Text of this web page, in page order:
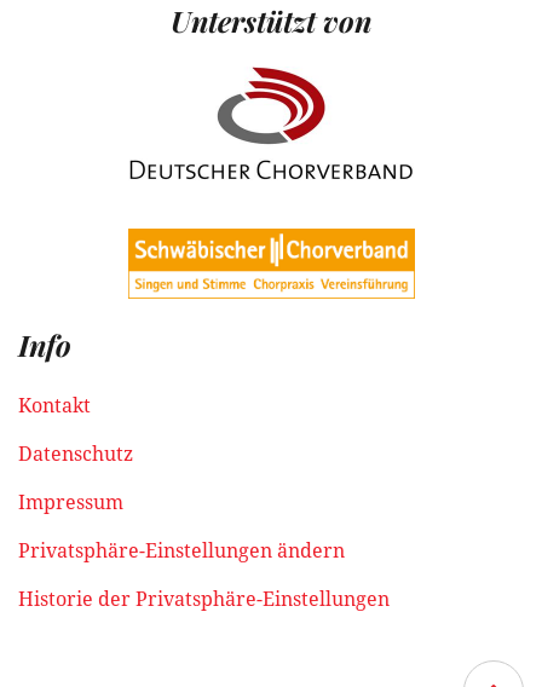
Unterstützt von
Info
Kontakt
Datenschutz
Impressum
Privatsphäre-Einstellungen ändern
Historie der Privatsphäre-Einstellungen